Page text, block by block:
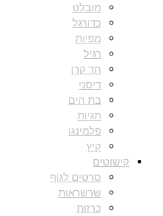
מובלט
כדורגל
מפיות
רגיל
חד קרן
דיסני
בת הים
תגיות
פלמינגו
קיץ
קישוטים
סרטים לגוף
שרשראות
כרזות